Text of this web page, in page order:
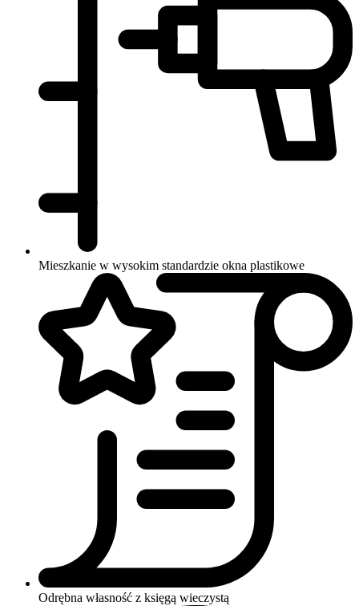
Mieszkanie w wysokim standardzie okna plastikowe
Odrębna własność z księgą wieczystą